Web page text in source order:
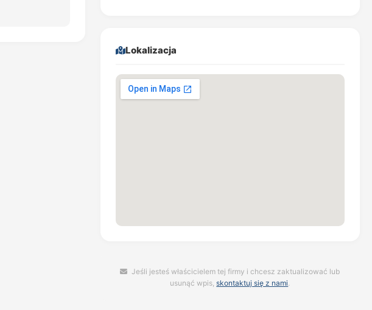
Lokalizacja
Jeśli jesteś właścicielem tej firmy i chcesz zaktualizować lub
usunąć wpis,skontaktuj się z nami.